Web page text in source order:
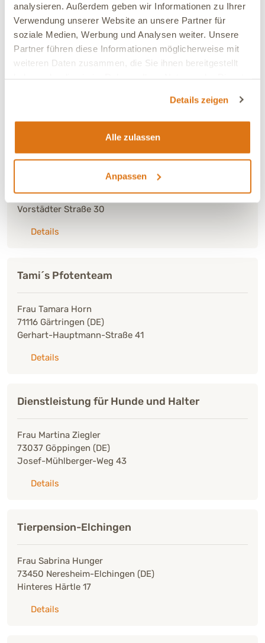
analysieren. Außerdem geben wir Informationen zu Ihrer
Verwendung unserer Website an unsere Partner für
soziale Medien, Werbung und Analysen weiter. Unsere
Partner führen diese Informationen möglicherweise mit
weiteren Daten zusammen, die Sie ihnen bereitgestellt
Details zeigen
Alle zulassen
Anpassen
Tierheilpraktik Großmann
Frau Bianca Großmann
65597 Hünfelden (DE)
Am Fußgraben 20
Von den Wiesenbacher Tälern
69257 Wiesenbach (DE)
Vorstädter Straße 30
Detailszu: Von den Wiesenbacher Tälern
Tami´s Pfotenteam
Frau Tamara Horn
71116 Gärtringen (DE)
Gerhart-Hauptmann-Straße 41
Detailszu: Tami´s Pfotenteam
Dienstleistung für Hunde und Halter
Frau Martina Ziegler
73037 Göppingen (DE)
Josef-Mühlberger-Weg 43
Detailszu: Dienstleistung für Hunde und Halter
Tierpension-Elchingen
Frau Sabrina Hunger
73450 Neresheim-Elchingen (DE)
Hinteres Härtle 17
Detailszu: Tierpension-Elchingen